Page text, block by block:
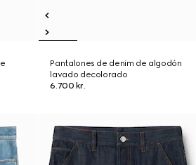
Pantalones de denim de algodón
lavado decolorado
6.700 kr.